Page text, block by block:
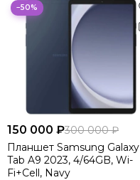
−50%
150 000 ₽300 000 ₽
Планшет Samsung Galaxy
Tab A9 2023, 4/64GB, Wi-
Fi+Cell, Navy